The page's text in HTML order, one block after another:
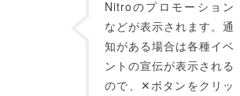
Nitroのプロモーション
などが表示されます。通
知がある場合は各種イベ
ントの宣伝が表示される
ので、✕ボタンをクリッ